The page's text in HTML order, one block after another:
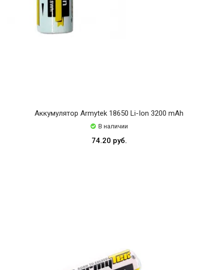
Аккумулятор Armytek 18650 Li-Ion 3200 mAh
В наличии
74.20 руб.